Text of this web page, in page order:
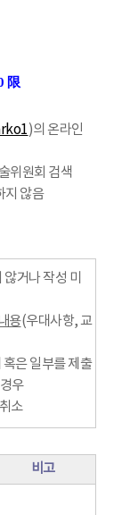
限
)의 온라인
위원회 검색
지 않음
거나 작성 미
용(우대사항, 교
은 일부를 제출
우
소
비고